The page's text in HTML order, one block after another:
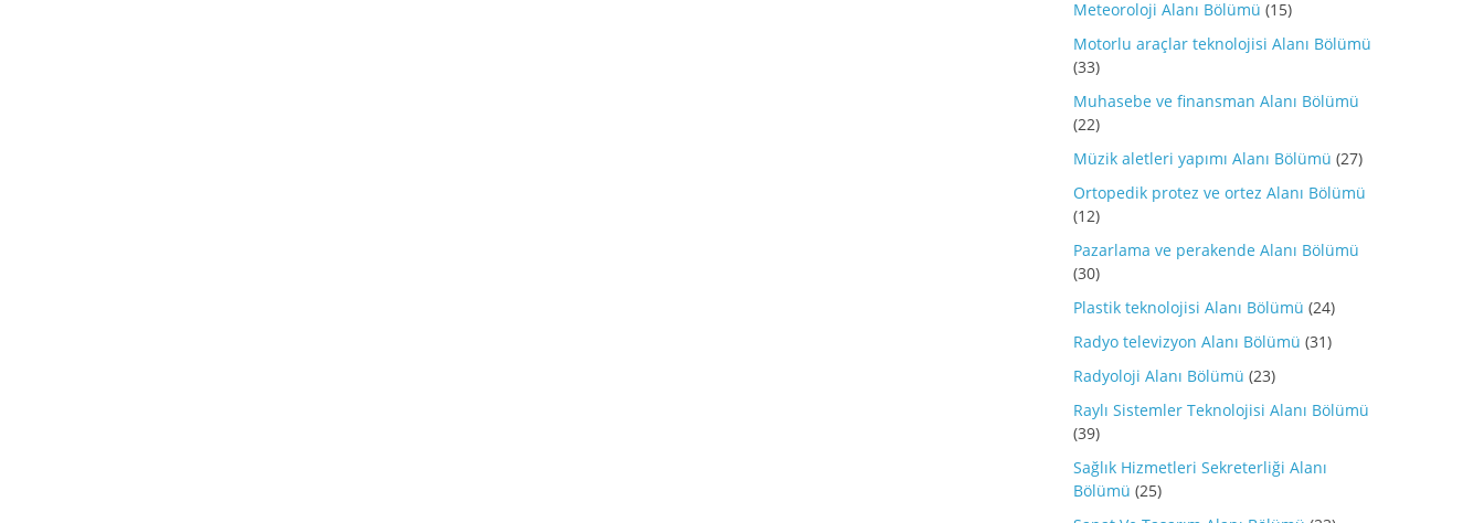
Meteoroloji Alanı Bölümü (15)
Motorlu araçlar teknolojisi Alanı Bölümü
(33)
Muhasebe ve finansman Alanı Bölümü
(22)
Müzik aletleri yapımı Alanı Bölümü (27)
Ortopedik protez ve ortez Alanı Bölümü
(12)
Pazarlama ve perakende Alanı Bölümü
(30)
Plastik teknolojisi Alanı Bölümü (24)
Radyo televizyon Alanı Bölümü (31)
Radyoloji Alanı Bölümü (23)
Raylı Sistemler Teknolojisi Alanı Bölümü
(39)
Sağlık Hizmetleri Sekreterliği Alanı
Bölümü (25)